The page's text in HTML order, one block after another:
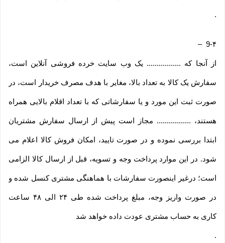
.
9-۴ –
از آنجا که ................. یک وب ‌سایت خرده‌ فروشی آنلاین است،
سفارش یک کالا به تعداد بالا، مغایر با هدف مصرف خریدار است، در
صورت ثبت این مورد و یا سفارشاتی که با تعداد اقلام بالایی همراه
هستند، ................. مجاز است پیش از ارسال سفارش مشتریان
ابتدا بررسی نموده و در صورت تایید، امکان فروش کالا اعلام می
شود. در این موارد پرداخت وجه و تسویه، قبل از ارسال کالا الزامی
است؛ درغیر اینصورت سفارشات با هماهنگی مشتری کنسل شده و
در صورت واریز وجه، مبلغ پرداخت شده طی ۲۴ الی ۴۸ ساعت
کاری به حساب مشتری عودت داده خواهد شد
.